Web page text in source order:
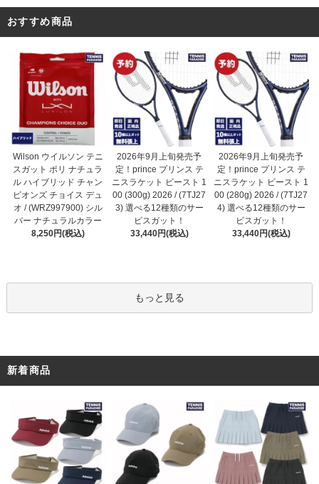
おすすめ商品
Wilson ウイルソン テニ
スガット ポリ ナチュラ
ル ハイブリッド チャン
ピオンズ チョイス デュ
オ / (WRZ997900) シル
バー ナチュラルカラー
8,250円(税込)
2026年9月上旬発売予
定！prince プリンス テ
ニスラケット ビースト 1
00 (300g) 2026 / (7TJ27
3) 選べる12種類のサー
ビスガット！
33,440円(税込)
2026年9月上旬発売予
定！prince プリンス テ
ニスラケット ビースト 1
00 (280g) 2026 / (7TJ27
4) 選べる12種類のサー
ビスガット！
33,440円(税込)
もっと見る
新着商品